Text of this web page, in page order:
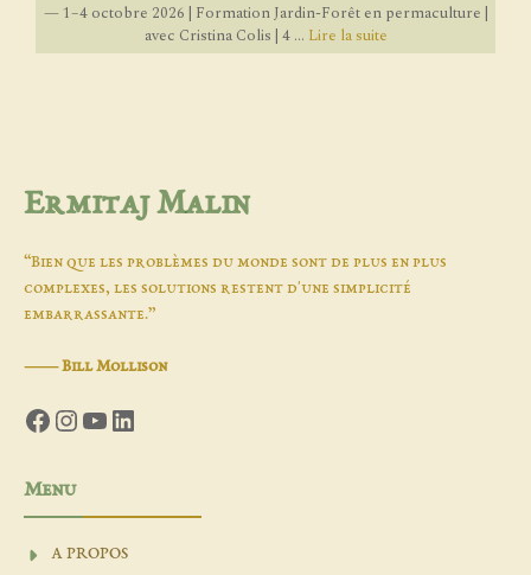
— 1–4 octobre 2026 | Formation Jardin-Forêt en permaculture |
avec Cristina Colis | 4 ... Lire la suite
Ermitaj Malin
“Bien que les problèmes du monde sont de plus en plus
complexes, les solutions restent d'une simplicité
embarrassante.”
―Bill Mollison
Facebook
Instagram
YouTube
LinkedIn
Menu
A PROPOS